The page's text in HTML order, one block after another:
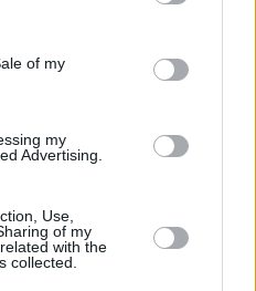
and its third-party tags to
purposes in below Google
of my
my
Advertising.
Use,
of my
with the
collected.
για τον πρίγκιπα
την αποκαθήλωσή
σχέδιο»
55